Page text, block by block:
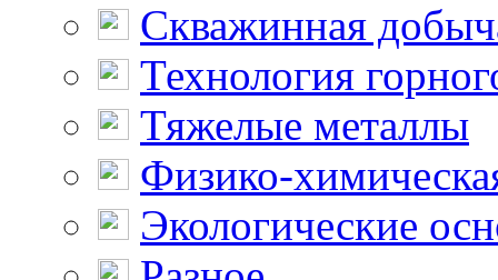
Скважинная
Технология
Тяжелые металлы
Физико-
Экологические